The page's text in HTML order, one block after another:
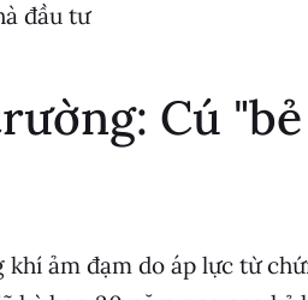
đầu tư
Cú
ảm đạm do áp lực từ